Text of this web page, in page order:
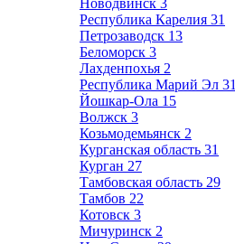
Новодвинск 3
Республика Карелия 31
Петрозаводск 13
Беломорск 3
Лахденпохья 2
Республика Марий Эл 31
Йошкар-Ола 15
Волжск 3
Козьмодемьянск 2
Курганская область 31
Курган 27
Тамбовская область 29
Тамбов 22
Котовск 3
Мичуринск 2